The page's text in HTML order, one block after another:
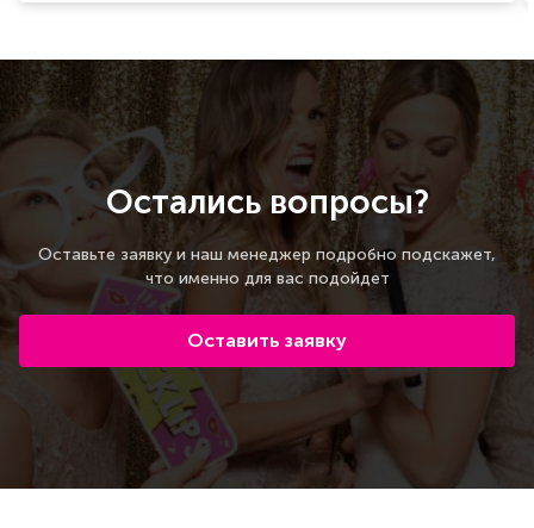
Остались вопросы?
Оставьте заявку и наш менеджер подробно подскажет,
что именно для вас подойдет
Оставить заявку